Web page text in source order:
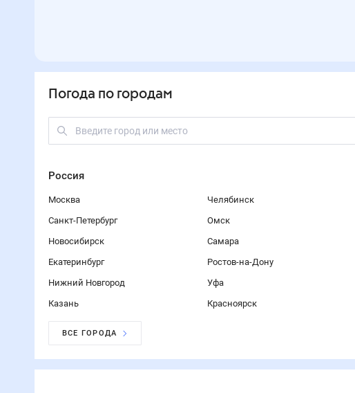
Погода по городам
Россия
Москва
Санкт-Петербург
Новосибирск
Екатеринбург
Нижний Новгород
Казань
Челябинск
Омск
Самара
Ростов-на-Дону
Уфа
Красноярск
ВСЕ ГОРОДА